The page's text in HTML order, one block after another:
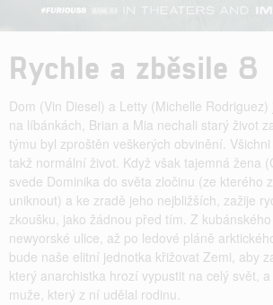
Rychle a zběsile 8
Dom (Vin Diesel) a Letty (Michelle Rodriguez)
na líbánkách, Brian a Mia nechali starý život
týmu byl zproštěn veškerých obvinění.
takž normální život. Když však tajemná žena
svede Dominika do světa zločinu (ze kterého
uniknout) a ke zradě jeho nejbližších, zažije
zkoušku, jako žádnou před tím. Z
newyorské ulice, až po ledové pláně
bude naše elitní jednotka křižovat Zemi, aby
který anarchistka hrozí vypustit na celý svět,
muže, který z ní udělal rodinu.